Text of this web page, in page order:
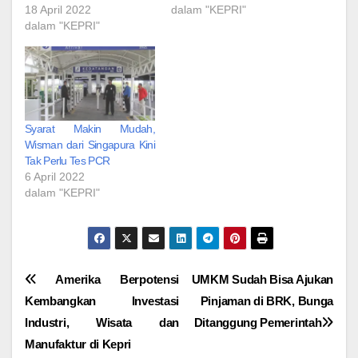
18 April 2022
dalam "KEPRI"
dalam "KEPRI"
Syarat Makin Mudah,
Wisman dari Singapura Kini
Tak Perlu Tes PCR
6 April 2022
dalam "KEPRI"
Navigasi
pos
UMKM Sudah Bisa Ajukan
Pinjaman di BRK, Bunga
Ditanggung Pemerintah
Amerika Berpotensi
Kembangkan Investasi
Industri, Wisata dan
Manufaktur di Kepri